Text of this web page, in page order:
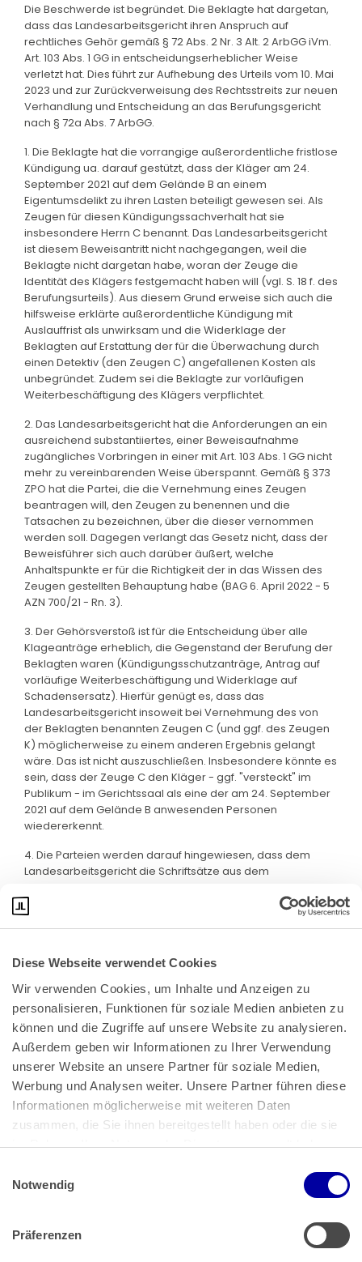
Diese Webseite verwendet Cookies
Wir verwenden Cookies, um Inhalte und Anzeigen zu
personalisieren, Funktionen für soziale Medien anbieten zu
können und die Zugriffe auf unsere Website zu analysieren.
Außerdem geben wir Informationen zu Ihrer Verwendung
unserer Website an unsere Partner für soziale Medien,
Werbung und Analysen weiter. Unsere Partner führen diese
Informationen möglicherweise mit weiteren Daten
zusammen, die Sie ihnen bereitgestellt haben oder die sie
im Rahmen Ihrer Nutzung der Dienste gesammelt haben.
Impressum
Notwendig
Präferenzen
Die Beschwerde ist begründet. Die Beklagte hat dargetan,
dass das Landesarbeitsgericht ihren Anspruch auf
rechtliches Gehör gemäß § 72 Abs. 2 Nr. 3 Alt. 2 ArbGG iVm.
Art. 103 Abs. 1 GG in entscheidungserheblicher Weise
verletzt hat. Dies führt zur Aufhebung des Urteils vom 10. Mai
2023 und zur Zurückverweisung des Rechtsstreits zur neuen
Verhandlung und Entscheidung an das Berufungsgericht
nach § 72a Abs. 7 ArbGG.
1. Die Beklagte hat die vorrangige außerordentliche fristlose
Kündigung ua. darauf gestützt, dass der Kläger am 24.
September 2021 auf dem Gelände B an einem
Eigentumsdelikt zu ihren Lasten beteiligt gewesen sei. Als
Zeugen für diesen Kündigungssachverhalt hat sie
insbesondere Herrn C benannt. Das Landesarbeitsgericht
ist diesem Beweisantritt nicht nachgegangen, weil die
Beklagte nicht dargetan habe, woran der Zeuge die
Identität des Klägers festgemacht haben will (vgl. S. 18 f. des
Berufungsurteils). Aus diesem Grund erweise sich auch die
hilfsweise erklärte außerordentliche Kündigung mit
Auslauffrist als unwirksam und die Widerklage der
Beklagten auf Erstattung der für die Überwachung durch
einen Detektiv (den Zeugen C) angefallenen Kosten als
unbegründet. Zudem sei die Beklagte zur vorläufigen
Weiterbeschäftigung des Klägers verpflichtet.
2. Das Landesarbeitsgericht hat die Anforderungen an ein
ausreichend substantiiertes, einer Beweisaufnahme
zugängliches Vorbringen in einer mit Art. 103 Abs. 1 GG nicht
mehr zu vereinbarenden Weise überspannt. Gemäß § 373
ZPO hat die Partei, die die Vernehmung eines Zeugen
beantragen will, den Zeugen zu benennen und die
Tatsachen zu bezeichnen, über die dieser vernommen
werden soll. Dagegen verlangt das Gesetz nicht, dass der
Beweisführer sich auch darüber äußert, welche
Anhaltspunkte er für die Richtigkeit der in das Wissen des
Zeugen gestellten Behauptung habe (BAG 6. April 2022 - 5
AZN 700/21 - Rn. 3).
3. Der Gehörsverstoß ist für die Entscheidung über alle
Klageanträge erheblich, die Gegenstand der Berufung der
Beklagten waren (Kündigungsschutzanträge, Antrag auf
vorläufige Weiterbeschäftigung und Widerklage auf
Schadensersatz). Hierfür genügt es, dass das
Landesarbeitsgericht insoweit bei Vernehmung des von
der Beklagten benannten Zeugen C (und ggf. des Zeugen
K) möglicherweise zu einem anderen Ergebnis gelangt
wäre. Das ist nicht auszuschließen. Insbesondere könnte es
sein, dass der Zeuge C den Kläger - ggf. "versteckt" im
Publikum - im Gerichtssaal als eine der am 24. September
2021 auf dem Gelände B anwesenden Personen
wiedererkennt.
4. Die Parteien werden darauf hingewiesen, dass dem
Landesarbeitsgericht die Schriftsätze aus dem
Bundeskanzlerplatz 2
53113 Bonn
Pressemitteilungen|AGB
Impressum|Datenschutz